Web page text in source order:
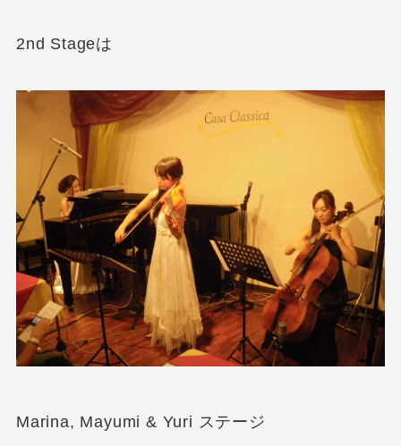
2nd Stageは
Marina, Mayumi & Yuri ステージ